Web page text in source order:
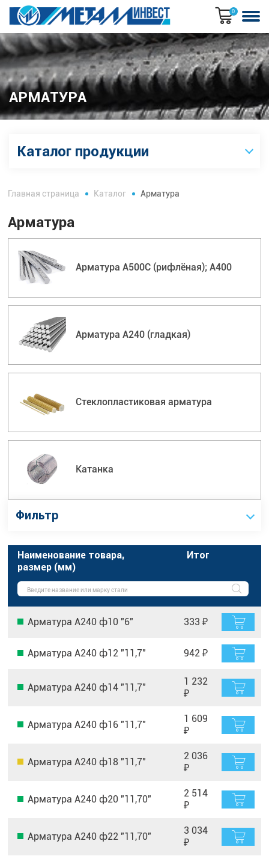
0
АРМАТУРА
Каталог продукции
Главная страница Каталог Арматура
Арматура
Арматура А500С (рифлёная); А400
Арматура А240 (гладкая)
Стеклопластиковая арматура
Катанка
Фильтр
Наименование товара,
размер (мм)
Итог
Арматура А240 ф10 "6" 333 ₽
Арматура А240 ф12 "11,7" 942 ₽
Арматура А240 ф14 "11,7"
1 232
₽
Арматура А240 ф16 "11,7"
1 609
₽
Арматура А240 ф18 "11,7"
2 036
₽
Арматура А240 ф20 "11,70"
2 514
₽
Арматура А240 ф22 "11,70"
3 034
₽